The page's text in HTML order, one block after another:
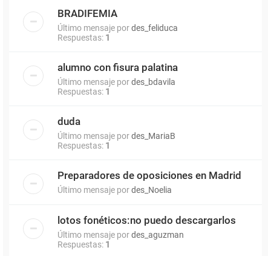
BRADIFEMIA
Último mensaje pordes_feliduca
Respuestas: 1
alumno con fisura palatina
Último mensaje pordes_bdavila
Respuestas: 1
duda
Último mensaje pordes_MariaB
Respuestas: 1
Preparadores de oposiciones en Madrid
Último mensaje pordes_Noelia
lotos fonéticos:no puedo descargarlos
Último mensaje pordes_aguzman
Respuestas: 1